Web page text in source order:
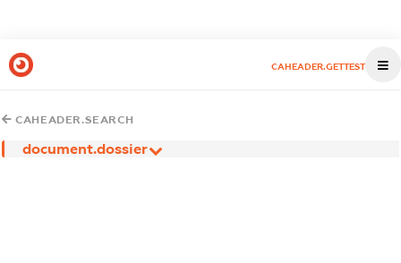
CAHEADER.GETTEST
CAHEADER.SEARCH
document.dossier